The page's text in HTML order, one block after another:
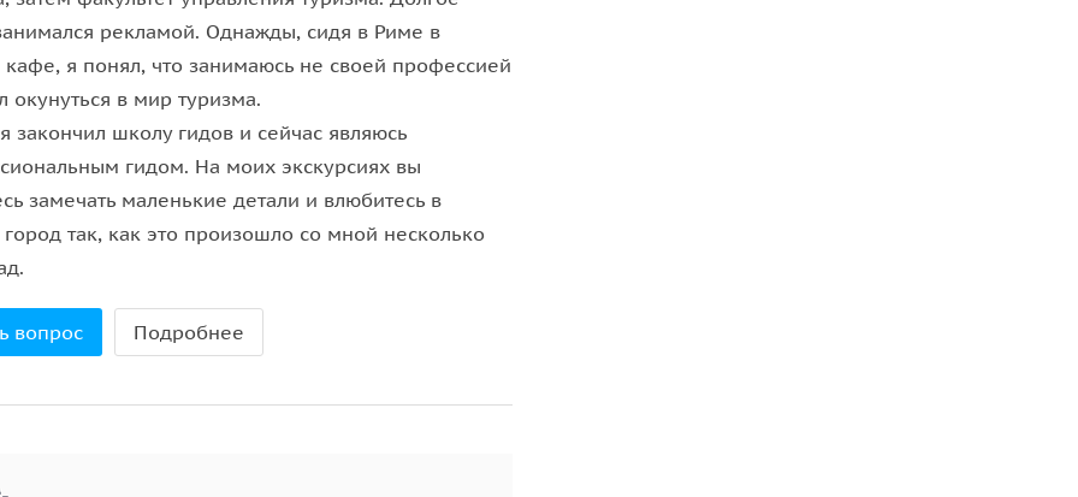
Отправимся в
Апельсиновый сад на холме
по фильмам.
найдет свой Рим.
рекламой. Однажды, сидя в Риме в
я понял, что занимаюсь не своей профессией
окунуться в мир туризма.
закончил школу гидов и сейчас являюсь
гидом. На моих экскурсиях вы
замечать маленькие детали и влюбитесь в
так, как это произошло со мной несколько
вопрос Подробнее